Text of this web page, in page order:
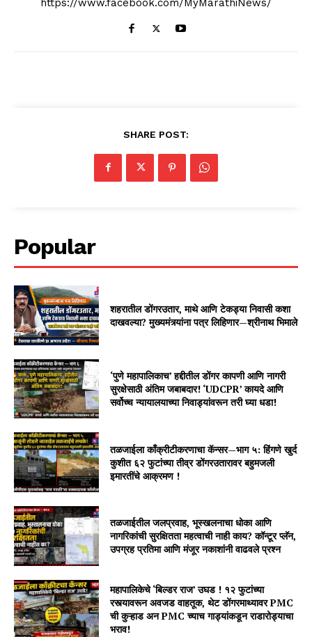
https://www.facebook.com/MyMarathiNews/
SHARE POST:
Popular
शहरातील डोंगरउतार, माथे आणि टेकड्या निवासी कशा
दाखवल्या? मुख्यमंत्र्यांना पत्र लिहिणार—श्रीनाथ भिमाले
‘पुणे महापालिकाच’ हद्दीतील डोंगर कापणी आणि नागरी
सुरक्षेसाठी अंतिम जबाबदार! ‘UDCPR’ कायदे आणि
सर्वोच्च न्यायालयाच्या निवाड्यांवरून तरी घ्या धडा!
तळजाईला काँक्रीटीकरणाचा कॅन्सर—भाग ५: हिंगणे खुर्द
कुशीत ६२ फुटांच्या तीव्र डोंगरउतारावर बहुमजली
इमारतींचे आक्रमण !
तळजाईतील जलप्रवाह, भूस्खलनाचा धोका आणि
नागरिकांची सुरक्षितता महत्वाची नाही काय? कॉन्टूर प्लॅन,
उपग्रह प्रतिमा आणि मंजूर नकाशांनी वाढवले प्रश्न
महापालिकेचे ‘बिल्डर राज’ उघड ! १२ फुटांच्या
रस्त्यावरून अवजड वाहतूक, थेट डोंगरमाथ्यावर PMC
ची कुऱ्हाड अन PMC च्याच गाड्यांकडून राडारोड्याचा
भराव!